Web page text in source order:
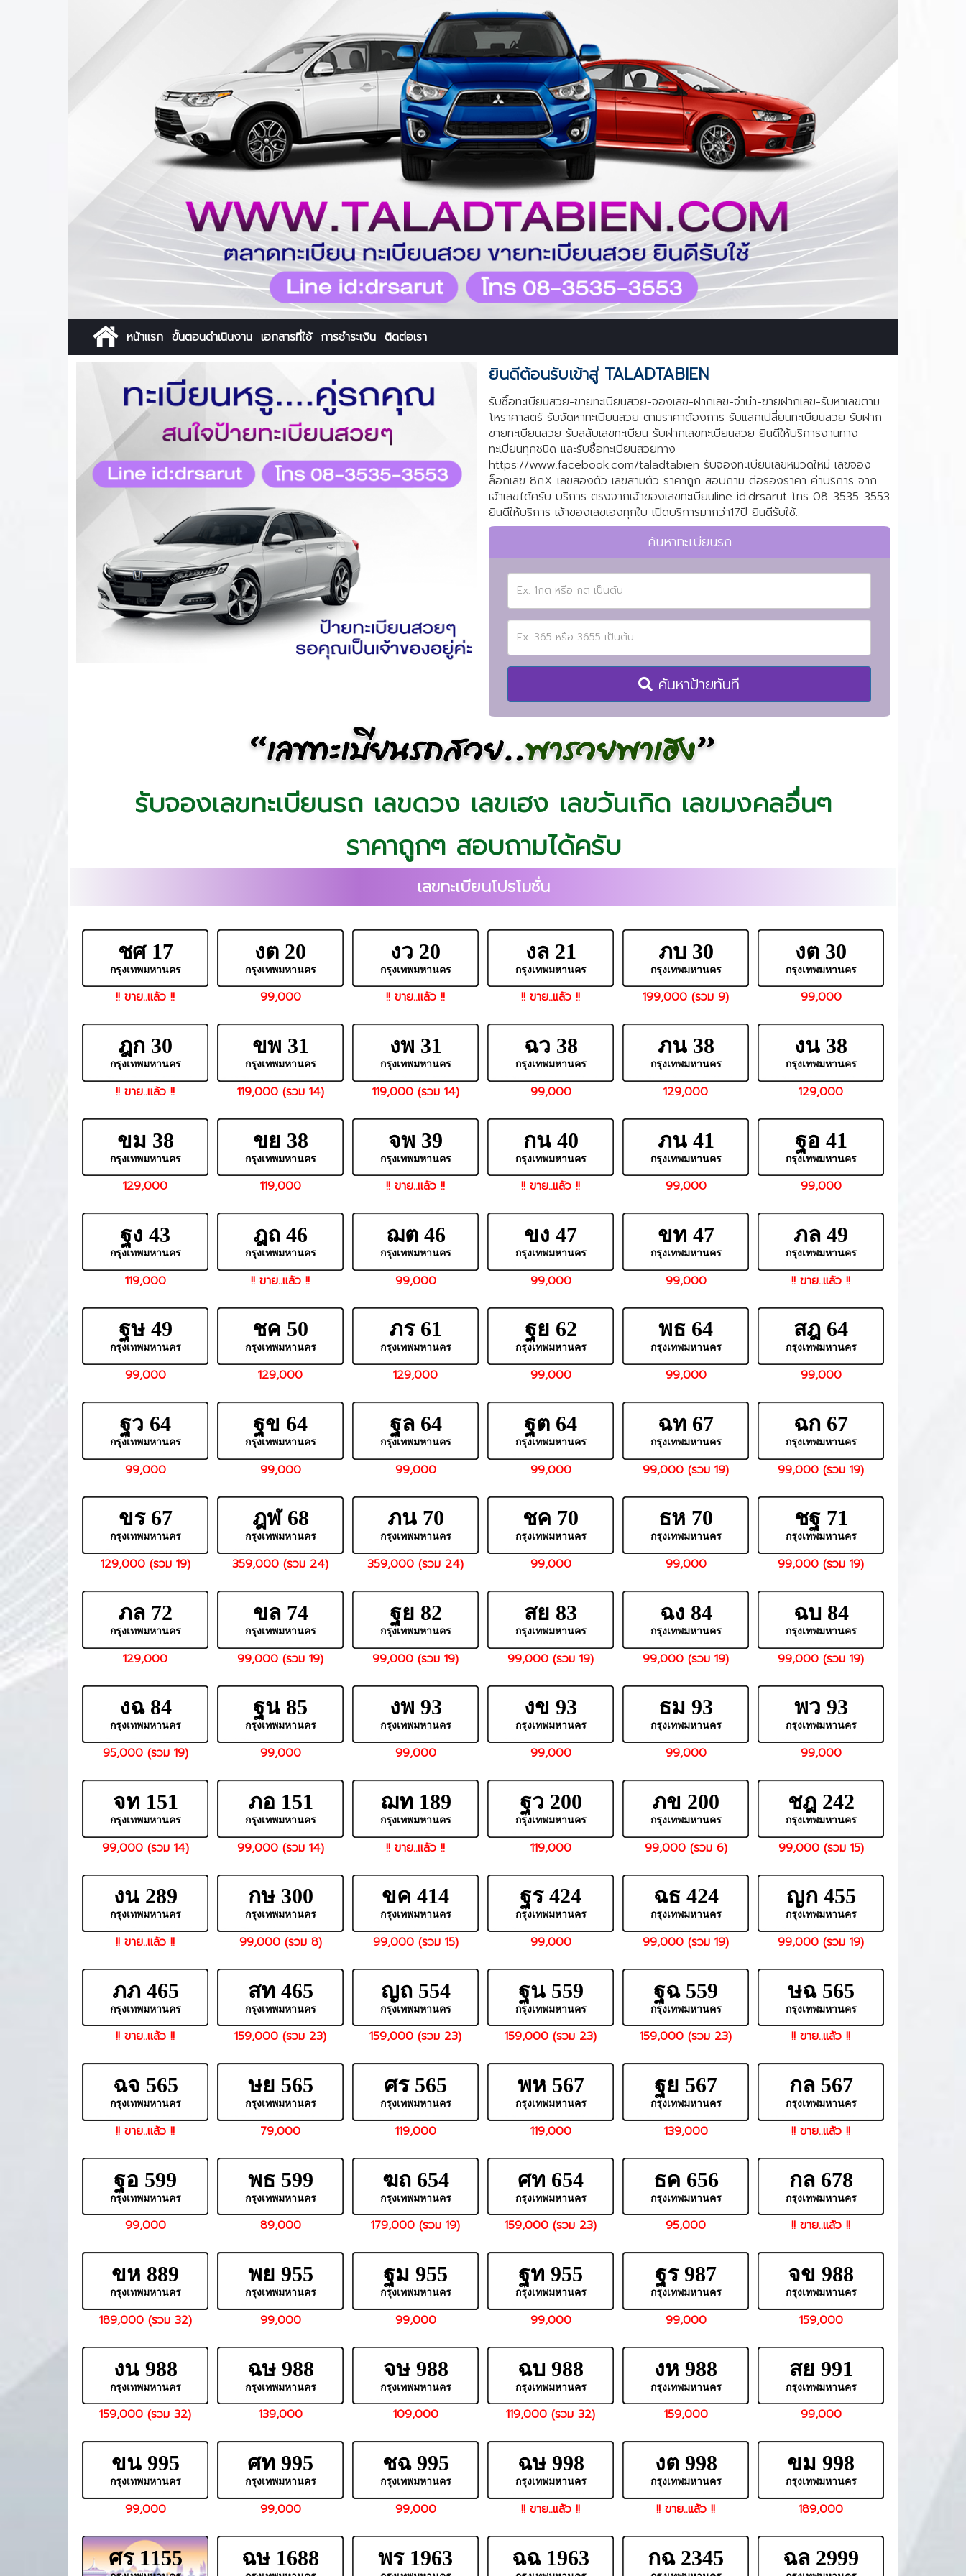
หน้าแรก ขั้นตอนดำเนินงาน เอกสารที่ใช้ การชำระเงิน ติดต่อเรา
ยินดีต้อนรับเข้าสู่ TALADTABIEN
รับซื้อทะเบียนสวย-ขายทะเบียนสวย-จองเลข-ฝากเลข-จำนำ-ขายฝากเลข-รับหาเลขตาม
โหราศาสตร์ รับจัดหาทะเบียนสวย ตามราคาต้องการ รับแลกเปลี่ยนทะเบียนสวย รับฝาก
ขายทะเบียนสวย รับสลับเลขทะเบียน รับฝากเลขทะเบียนสวย ยินดีให้บริการงานทาง
ทะเบียนทุกชนิด และรับซื้อทะเบียนสวยทาง
https://www.facebook.com/taladtabien รับจองทะเบียนเลขหมวดใหม่ เลขจอง
ล็อกเลข 8กX เลขสองตัว เลขสามตัว ราคาถูก สอบถาม ต่อรองราคา ค่าบริการ จาก
เจ้าเลขได้ครับ บริการ ตรงจากเจ้าของเลขทะเบียนline id:drsarut โทร 08-3535-3553
ยินดีให้บริการ เจ้าของเลขเองทุกใบ เปิดบริการมากว่า17ปี ยินดีรับใช้..
ค้นหาทะเบียนรถ
ค้นหาป้ายทันที
รับจองเลขทะเบียนรถ เลขดวง เลขเฮง เลขวันเกิด เลขมงคลอื่นๆ
ราคาถูกๆ สอบถามได้ครับ
เลขทะเบียนโปรโมชั่น
ชศ 17
กรุงเทพมหานคร
!! ขาย..แล้ว !!
งต 20
กรุงเทพมหานคร
99,000
งว 20
กรุงเทพมหานคร
!! ขาย..แล้ว !!
งล 21
กรุงเทพมหานคร
!! ขาย..แล้ว !!
ภบ 30
กรุงเทพมหานคร
199,000 (รวม 9)
งต 30
กรุงเทพมหานคร
99,000
ฎก 30
กรุงเทพมหานคร
!! ขาย..แล้ว !!
ขพ 31
กรุงเทพมหานคร
119,000 (รวม 14)
งพ 31
กรุงเทพมหานคร
119,000 (รวม 14)
ฉว 38
กรุงเทพมหานคร
99,000
ภน 38
กรุงเทพมหานคร
129,000
งน 38
กรุงเทพมหานคร
129,000
ขม 38
กรุงเทพมหานคร
129,000
ขย 38
กรุงเทพมหานคร
119,000
จพ 39
กรุงเทพมหานคร
!! ขาย..แล้ว !!
กน 40
กรุงเทพมหานคร
!! ขาย..แล้ว !!
ภน 41
กรุงเทพมหานคร
99,000
ฐอ 41
กรุงเทพมหานคร
99,000
ฐง 43
กรุงเทพมหานคร
119,000
ฎถ 46
กรุงเทพมหานคร
!! ขาย..แล้ว !!
ฌต 46
กรุงเทพมหานคร
99,000
ขง 47
กรุงเทพมหานคร
99,000
ขท 47
กรุงเทพมหานคร
99,000
ภล 49
กรุงเทพมหานคร
!! ขาย..แล้ว !!
ฐษ 49
กรุงเทพมหานคร
99,000
ชค 50
กรุงเทพมหานคร
129,000
ภร 61
กรุงเทพมหานคร
129,000
ฐย 62
กรุงเทพมหานคร
99,000
พธ 64
กรุงเทพมหานคร
99,000
สฎ 64
กรุงเทพมหานคร
99,000
ฐว 64
กรุงเทพมหานคร
99,000
ฐข 64
กรุงเทพมหานคร
99,000
ฐล 64
กรุงเทพมหานคร
99,000
ฐต 64
กรุงเทพมหานคร
99,000
ฉท 67
กรุงเทพมหานคร
99,000 (รวม 19)
ฉก 67
กรุงเทพมหานคร
99,000 (รวม 19)
ขร 67
กรุงเทพมหานคร
129,000 (รวม 19)
ฎฬ 68
กรุงเทพมหานคร
359,000 (รวม 24)
ภน 70
กรุงเทพมหานคร
359,000 (รวม 24)
ชค 70
กรุงเทพมหานคร
99,000
ธห 70
กรุงเทพมหานคร
99,000
ชฐ 71
กรุงเทพมหานคร
99,000 (รวม 19)
ภล 72
กรุงเทพมหานคร
129,000
ขล 74
กรุงเทพมหานคร
99,000 (รวม 19)
ฐย 82
กรุงเทพมหานคร
99,000 (รวม 19)
สย 83
กรุงเทพมหานคร
99,000 (รวม 19)
ฉง 84
กรุงเทพมหานคร
99,000 (รวม 19)
ฉบ 84
กรุงเทพมหานคร
99,000 (รวม 19)
งฉ 84
กรุงเทพมหานคร
95,000 (รวม 19)
ฐน 85
กรุงเทพมหานคร
99,000
งพ 93
กรุงเทพมหานคร
99,000
งข 93
กรุงเทพมหานคร
99,000
ธม 93
กรุงเทพมหานคร
99,000
พว 93
กรุงเทพมหานคร
99,000
จท 151
กรุงเทพมหานคร
99,000 (รวม 14)
ภอ 151
กรุงเทพมหานคร
99,000 (รวม 14)
ฌท 189
กรุงเทพมหานคร
!! ขาย..แล้ว !!
ฐว 200
กรุงเทพมหานคร
119,000
ภข 200
กรุงเทพมหานคร
99,000 (รวม 6)
ชฎ 242
กรุงเทพมหานคร
99,000 (รวม 15)
งน 289
กรุงเทพมหานคร
!! ขาย..แล้ว !!
กษ 300
กรุงเทพมหานคร
99,000 (รวม 8)
ขค 414
กรุงเทพมหานคร
99,000 (รวม 15)
ฐร 424
กรุงเทพมหานคร
99,000
ฉธ 424
กรุงเทพมหานคร
99,000 (รวม 19)
ญก 455
กรุงเทพมหานคร
99,000 (รวม 19)
ภภ 465
กรุงเทพมหานคร
!! ขาย..แล้ว !!
สท 465
กรุงเทพมหานคร
159,000 (รวม 23)
ญถ 554
กรุงเทพมหานคร
159,000 (รวม 23)
ฐน 559
กรุงเทพมหานคร
159,000 (รวม 23)
ฐฉ 559
กรุงเทพมหานคร
159,000 (รวม 23)
ษฉ 565
กรุงเทพมหานคร
!! ขาย..แล้ว !!
ฉจ 565
กรุงเทพมหานคร
!! ขาย..แล้ว !!
ษย 565
กรุงเทพมหานคร
79,000
ศร 565
กรุงเทพมหานคร
119,000
พห 567
กรุงเทพมหานคร
119,000
ฐย 567
กรุงเทพมหานคร
139,000
กล 567
กรุงเทพมหานคร
!! ขาย..แล้ว !!
ฐอ 599
กรุงเทพมหานคร
99,000
พธ 599
กรุงเทพมหานคร
89,000
ฆถ 654
กรุงเทพมหานคร
179,000 (รวม 19)
ศท 654
กรุงเทพมหานคร
159,000 (รวม 23)
ธค 656
กรุงเทพมหานคร
95,000
กล 678
กรุงเทพมหานคร
!! ขาย..แล้ว !!
ขห 889
กรุงเทพมหานคร
189,000 (รวม 32)
พย 955
กรุงเทพมหานคร
99,000
ฐม 955
กรุงเทพมหานคร
99,000
ฐท 955
กรุงเทพมหานคร
99,000
ฐร 987
กรุงเทพมหานคร
99,000
จข 988
กรุงเทพมหานคร
159,000
งน 988
กรุงเทพมหานคร
159,000 (รวม 32)
ฉษ 988
กรุงเทพมหานคร
139,000
จษ 988
กรุงเทพมหานคร
109,000
ฉบ 988
กรุงเทพมหานคร
119,000 (รวม 32)
งห 988
กรุงเทพมหานคร
159,000
สย 991
กรุงเทพมหานคร
99,000
ขน 995
กรุงเทพมหานคร
99,000
ศท 995
กรุงเทพมหานคร
99,000
ชฉ 995
กรุงเทพมหานคร
99,000
ฉษ 998
กรุงเทพมหานคร
!! ขาย..แล้ว !!
งต 998
กรุงเทพมหานคร
!! ขาย..แล้ว !!
ขม 998
กรุงเทพมหานคร
189,000
ศร 1155 ฉษ 1688 พร 1963 ฉฉ 1963 กฉ 2345 ฉล 2999